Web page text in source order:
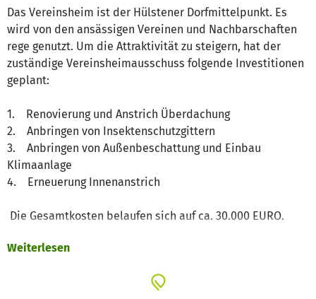
Das Vereinsheim ist der Hülstener Dorfmittelpunkt. Es
wird von den ansässigen Vereinen und Nachbarschaften
rege genutzt. Um die Attraktivität zu steigern, hat der
zuständige Vereinsheimausschuss folgende Investitionen
geplant:
1. Renovierung und Anstrich Überdachung
2. Anbringen von Insektenschutzgittern
3. Anbringen von Außenbeschattung und Einbau
Klimaanlage
4. Erneuerung Innenanstrich
Die Gesamtkosten belaufen sich auf ca. 30.000 EURO.
Weiterlesen